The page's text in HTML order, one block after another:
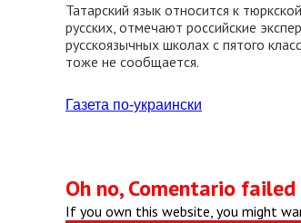
Татарский язык относится к
русских, отмечают российские
русскоязычных школах с пятого
тоже не сообщается.
Газета по-украински
Oh no, Comentario
If you own this website, you might